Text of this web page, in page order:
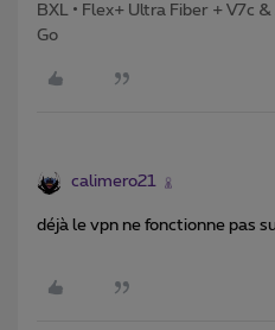
BXL • Flex+ Ultra Fiber + V7c
Go
calimero21
déjà le vpn ne fonctionne pas